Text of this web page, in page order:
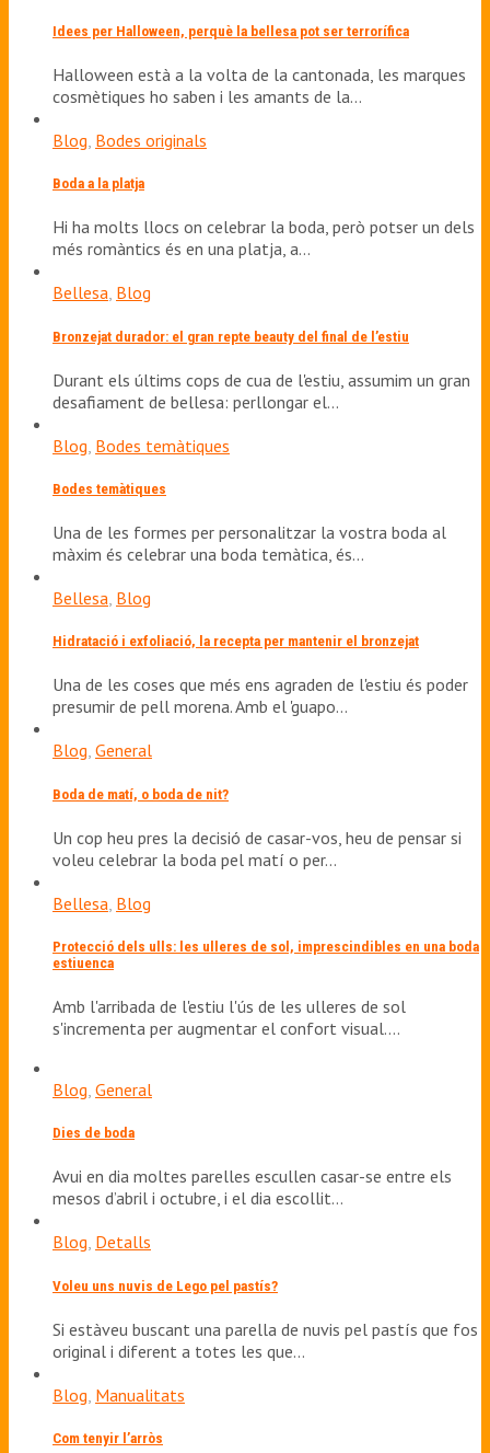
Idees per Halloween, perquè la bellesa pot ser terrorífica
Halloween està a la volta de la cantonada, les marques
cosmètiques ho saben i les amants de la…
Blog, Bodes originals
Boda a la platja
Hi ha molts llocs on celebrar la boda, però potser un dels
més romàntics és en una platja, a…
Bellesa, Blog
Bronzejat durador: el gran repte beauty del final de l’estiu
Durant els últims cops de cua de l'estiu, assumim un gran
desafiament de bellesa: perllongar el…
Blog Bodes temàtiques
Bodes temàtiques
Una de les formes per personalitzar la vostra boda al
màxim és celebrar una boda temàtica, és…
Bellesa, Blog
Hidratació i exfoliació, la recepta per mantenir el bronzejat
Una de les coses que més ens agraden de l'estiu és poder
presumir de pell morena. Amb el 'guapo…
Blog, General
Boda de matí, o boda de nit?
Un cop heu pres la decisió de casar-vos, heu de pensar si
voleu celebrar la boda pel matí o per…
Bellesa Blog
Protecció dels ulls: les ulleres de sol, imprescindibles en una boda
estiuenca
Amb l'arribada de l'estiu l'ús de les ulleres de sol
s'incrementa per augmentar el confort visual.…
Blog, General
Dies de boda
Avui en dia moltes parelles escullen casar-se entre els
mesos d’abril i octubre, i el dia escollit…
Blog, Detalls
Voleu uns nuvis de Lego pel pastís?
Si estàveu buscant una parella de nuvis pel pastís que fos
original i diferent a totes les que…
Blog Manualitats
Com tenyir l’arròs